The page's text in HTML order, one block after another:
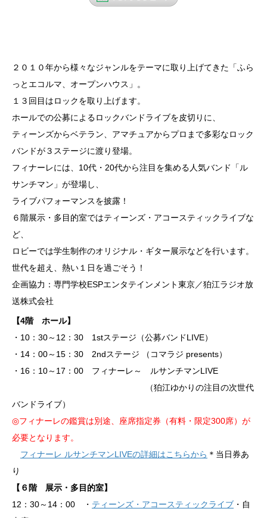
２０１０年から様々なジャンルをテーマに取り上げてきた「ふら
っとエコルマ、オープンハウス」。
１３回目はロックを取り上げます。
ホールでの公募によるロックバンドライブを皮切りに、
ティーンズからベテラン、アマチュアからプロまで多彩なロック
バンドが３ステージに渡り登場。
フィナーレには、10代・20代から注目を集める人気バンド「ル
サンチマン」が登場し、
ライブパフォーマンスを披露！
６階展示・多目的室ではティーンズ・アコースティックライブな
ど、
ロビーでは学生制作のオリジナル・ギター展示などを行います。
世代を超え、熱い１日を過ごそう！
企画協力：専門学校ESPエンタテインメント東京／狛江ラジオ放
送株式会社
【4階 ホール】
・10：30～12：30 1stステージ（公募バンドLIVE）
・14：00～15：30 2ndステージ （コマラジ presents）
・16：10～17：00 フィナーレ～ ルサンチマンLIVE
（狛江ゆかりの注目の次世代
バンドライブ）
◎フィナーレの鑑賞は別途、座席指定券（有料・限定300席）が
必要となります。
フィナーレ ルサンチマンLIVEの詳細はこちらから ＊当日券あ
り
【６階 展示・多目的室】
12：30～14：00 ・ ティーンズ・アコースティックライブ ・自